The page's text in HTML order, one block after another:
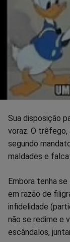
Sua disposição
voraz. O
segundo
maldades e
Embora tenha
em razão de
infidelidade
não se redime e
escândalos,